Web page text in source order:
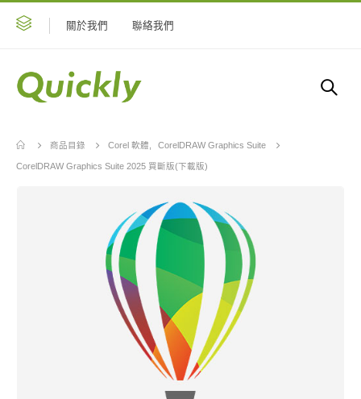
關於我們 聯絡我們
商品目錄 Corel 軟體 CorelDRAW Graphics Suite
CorelDRAW Graphics Suite 2025 買斷版(下載版)